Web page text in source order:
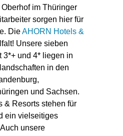
im Thüringer
sorgen hier für
DieAHORN Hotels &
Unsere sieben
3*+ und 4* liegen in
in den
und Sachsen.
& Resorts stehen für
ein vielseitiges
unsere